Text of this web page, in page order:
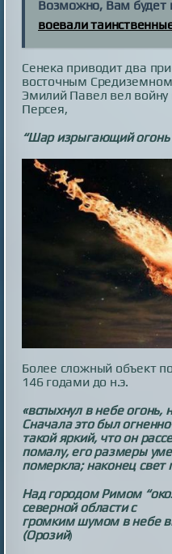
Возможно, Вам будет
воевали
Сенека приводит два
восточным
Эмилий Павел вел войну
Персея,
“Шар изрыгающий огонь
Более сложный объект
146 годами до н.э.
«вспыхнул в небе огонь,
Сначала это был
такой яркий, что он
помалу, его размеры
померкла; наконец свет
Над городом Римом
северной области с
громким шумом в небе
(Орозий)